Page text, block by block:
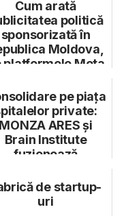
Cum arată
politică
sponsorizată în
Moldova,
platformele Meta
pe piața
private:
MONZA ARES și
Brain Institute
fuzionează
de startup-
uri